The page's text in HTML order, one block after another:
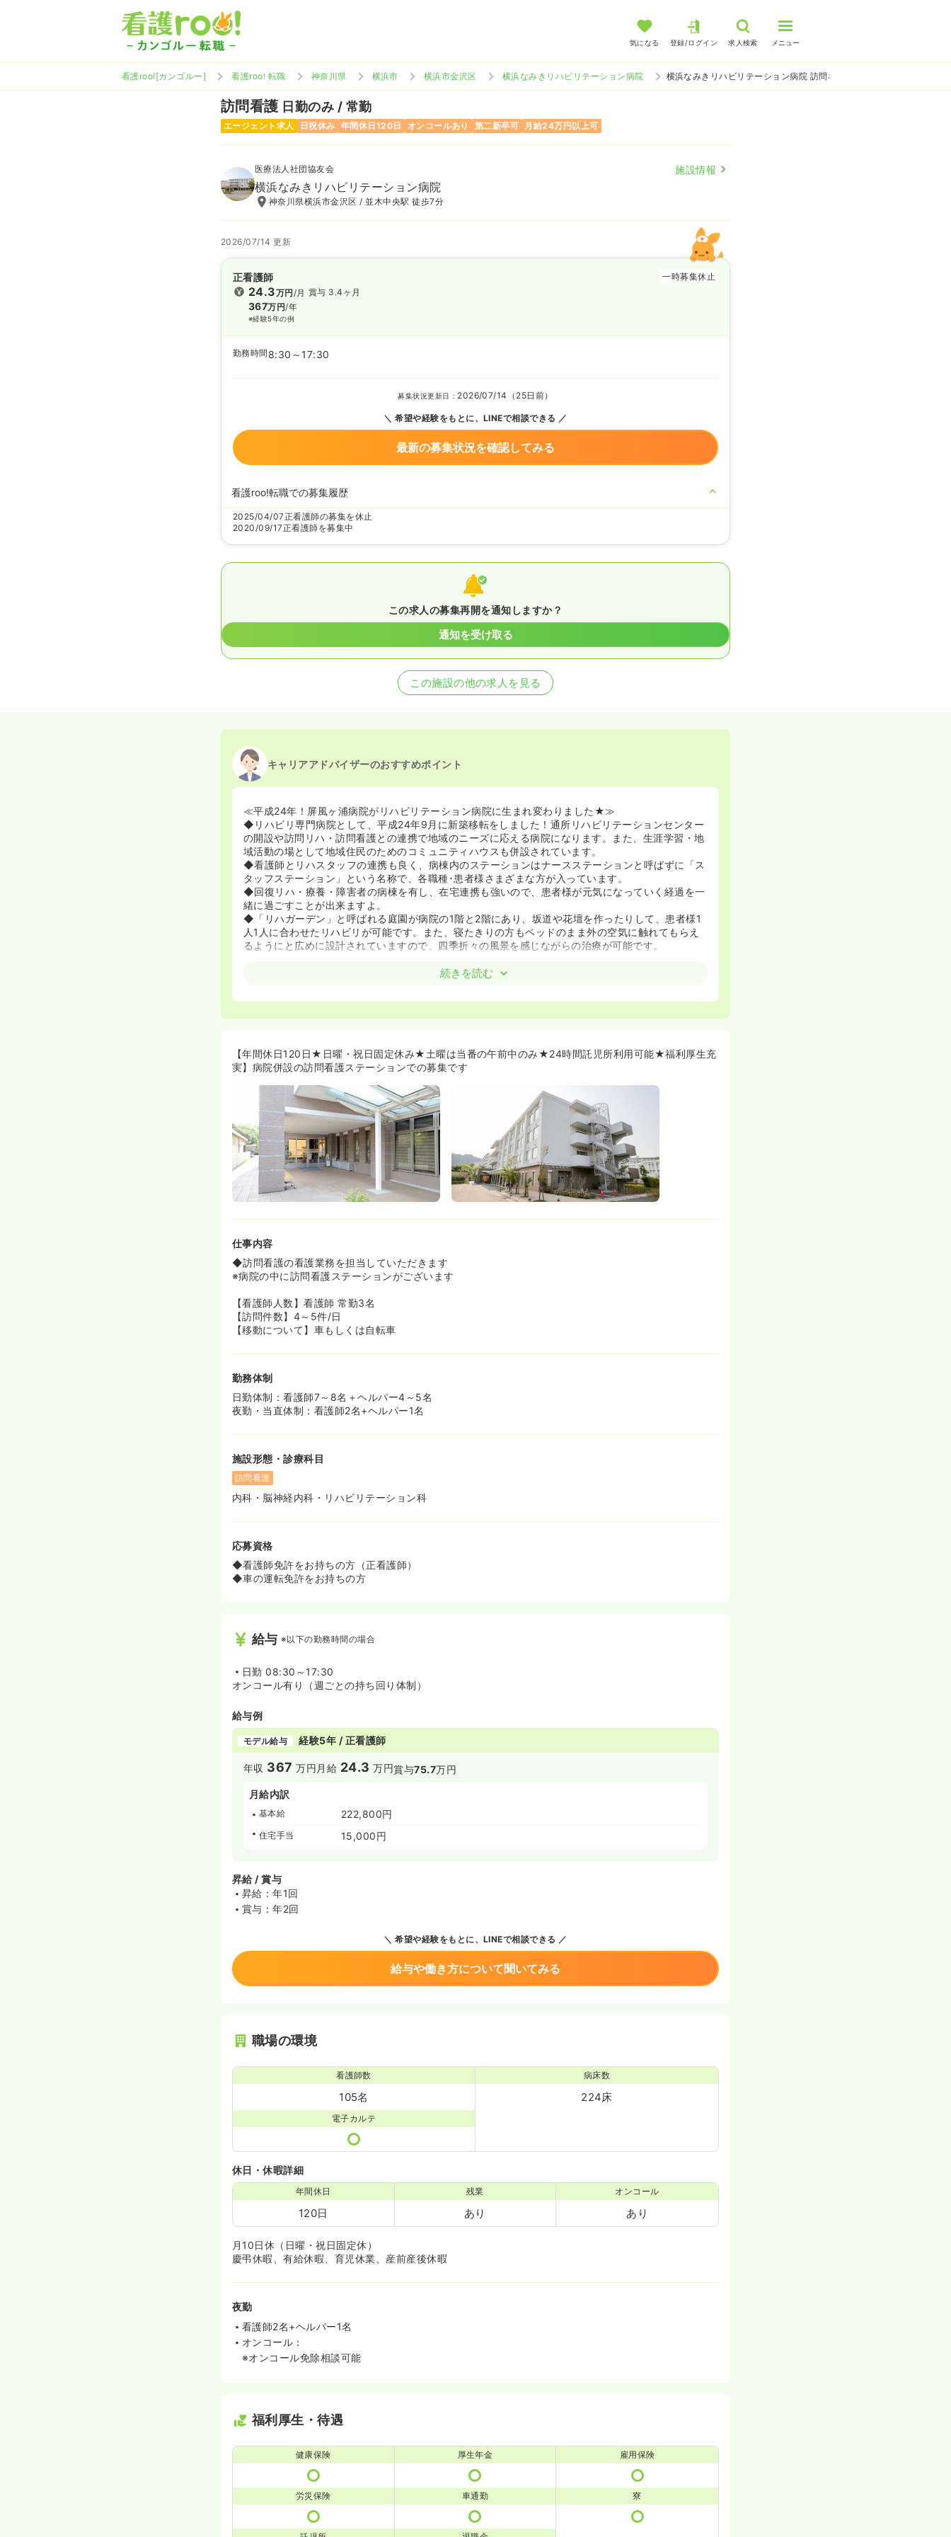
気になる 登録/ログイン 求人検索 メニュー
看護roo![カンゴルー] 看護roo! 転職 神奈川県 横浜市 横浜市金沢区 横浜なみきリハビリテーション病院 横浜なみきリハビリテーション病院 訪問看護の看護師求人
訪問看護 日勤のみ / 常勤
エージェント求人 日祝休み 年間休日120日 オンコールあり 第二新卒可 月給24万円以上可
医療法人社団協友会 施設情報
横浜なみきリハビリテーション病院
神奈川県横浜市金沢区 / 並木中央駅 徒歩7分
2026/07/14 更新
正看護師 一時募集休止
24.3万円/月
367万円/年
※経験5年の例
賞与 3.4ヶ月
勤務時間 8:30～17:30
募集状況更新日： 2026/07/14（25日前）
希望や経験をもとに、LINEで相談できる
最新の募集状況を確認してみる
看護roo!転職での募集履歴
2025/04/07正看護師の募集を休止
2020/09/17正看護師を募集中
この求人の募集再開を通知しますか？
通知を受け取る
この施設の他の求人を見る
キャリアアドバイザーのおすすめポイント
≪平成24年！屏風ヶ浦病院がリハビリテーション病院に生まれ変わりました★≫
◆リハビリ専門病院として、平成24年9月に新築移転をしました！通所リハビリテーションセンター
の開設や訪問リハ・訪問看護との連携で地域のニーズに応える病院になります。また、生涯学習・地
域活動の場として地域住民のためのコミュニティハウスも併設されています。
◆看護師とリハスタッフの連携も良く、病棟内のステーションはナースステーションと呼ばずに「ス
タッフステーション」という名称で、各職種･患者様さまざまな方が入っています。
◆回復リハ・療養・障害者の病棟を有し、在宅連携も強いので、患者様が元気になっていく経過を一
緒に過ごすことが出来ますよ。
◆「リハガーデン」と呼ばれる庭園が病院の1階と2階にあり、坂道や花壇を作ったりして、患者様1
人1人に合わせたリハビリが可能です。また、寝たきりの方もベッドのまま外の空気に触れてもらえ
るようにと広めに設計されていますので、四季折々の風景を感じながらの治療が可能です。
≪教育充実★回復リハにチャレンジされたい方！ブランクのある方！経験の浅い方!歓迎します！≫
定しており、人間関係もよく、周りの方も親切に教えてくれますので、経験が浅く不安な方や、ブラ
◆24時間利用可能な保育施設が職員の皆さんに好評です♪その他にも低額で利用できる保養所があっ
たりと、福利厚生も充実しています★
プを図りたい方にもチャンスのある環境ですよ。
続きを読む
【年間休日120日★日曜・祝日固定休み★土曜は当番の午前中のみ★24時間託児所利用可能★福利厚生充
実】病院併設の訪問看護ステーションでの募集です
仕事内容
◆訪問看護の看護業務を担当していただきます
※病院の中に訪問看護ステーションがございます
【看護師人数】看護師 常勤3名
【訪問件数】4～5件/日
【移動について】車もしくは自転車
勤務体制
日勤体制：看護師7～8名＋ヘルパー4～5名
夜勤・当直体制：看護師2名+ヘルパー1名
施設形態・診療科目
訪問看護
内科・脳神経内科・リハビリテーション科
応募資格
◆看護師免許をお持ちの方（正看護師）
◆車の運転免許をお持ちの方
給与 ※以下の勤務時間の場合
日勤 08:30～17:30
オンコール有り（週ごとの持ち回り体制）
給与例
モデル給与 経験5年 / 正看護師
年収 367 万円 月給 24.3 万円賞与75.7万円
月給内訳
基本給 222,800円
住宅手当 15,000円
昇給 / 賞与
昇給：年1回
賞与：年2回
希望や経験をもとに、LINEで相談できる
給与や働き方について聞いてみる
職場の環境
看護師数
105名
病床数
224床
電子カルテ
休日・休暇詳細
年間休日
120日
残業
あり
オンコール
あり
月10日休（日曜・祝日固定休）
慶弔休暇、有給休暇、育児休業、産前産後休暇
夜勤
看護師2名+ヘルパー1名
オンコール：
※オンコール免除相談可能
福利厚生・待遇
健康保険 厚生年金 雇用保険
労災保険 車通勤 寮